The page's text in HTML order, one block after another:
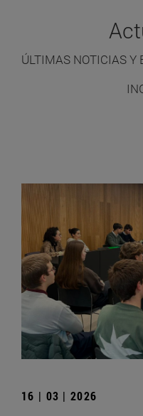
ÚLTIMAS NOTICIAS Y
16 | 03 | 2026